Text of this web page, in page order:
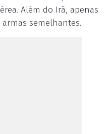
Além do Irã, apenas
semelhantes.